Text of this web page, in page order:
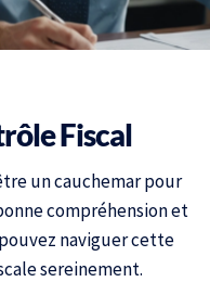
Fiscal
un cauchemar pour
compréhension et
naviguer cette
sereinement.